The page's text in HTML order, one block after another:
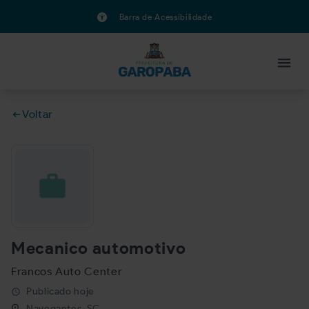
Barra de Acessibilidade
Voltar
Mecanico automotivo
Francos Auto Center
schedule
Publicado hoje